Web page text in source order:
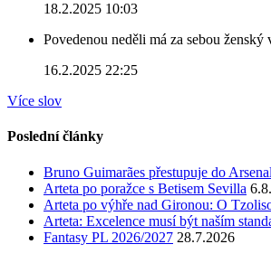
18.2.2025 10:03
Povedenou neděli má za sebou
16.2.2025 22:25
Více slov
Poslední články
Bruno Guimarães přestupuje do
Arteta po poražce s Betisem Sevilla
Arteta po výhře nad Gironou: O
Arteta: Excelence musí být naším
Fantasy PL 2026/2027 28.7.2026